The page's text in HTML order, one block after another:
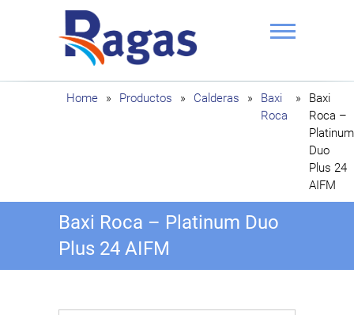
Ragas
Home » Productos » Calderas »
Baxi
Roca
»
Baxi
Roca –
Platinum
Duo
Plus 24
AIFM
Baxi Roca – Platinum Duo
Plus 24 AIFM